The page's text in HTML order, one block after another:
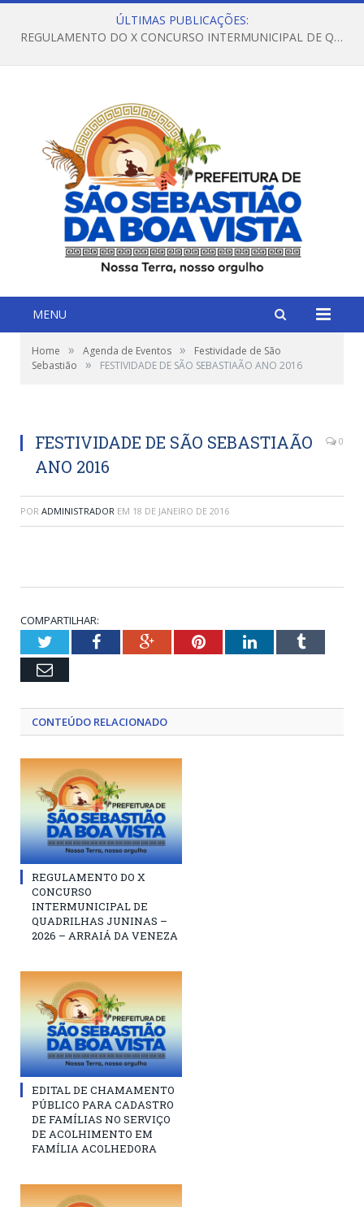
ÚLTIMAS PUBLICAÇÕES:
REGULAMENTO DO X CONCURSO INTERMUNICIPAL DE QUADRILHAS JUNINAS – 2026 – ARRAIÁ DA VENEZA
MENU
Home » Agenda de Eventos »
Festividade de São
Sebastião
» FESTIVIDADE DE SÃO SEBASTIAÃO ANO 2016
FESTIVIDADE DE SÃO SEBASTIAÃO
ANO 2016
0
POR ADMINISTRADOR EM 18 DE JANEIRO DE 2016
COMPARTILHAR:
TwitterFacebookGoogle+PinterestLinkedInTumblr
Email
CONTEÚDO RELACIONADO
REGULAMENTO DO X
CONCURSO
INTERMUNICIPAL DE
QUADRILHAS JUNINAS –
2026 – ARRAIÁ DA VENEZA
EDITAL DE CHAMAMENTO
PÚBLICO PARA CADASTRO
DE FAMÍLIAS NO SERVIÇO
DE ACOLHIMENTO EM
FAMÍLIA ACOLHEDORA